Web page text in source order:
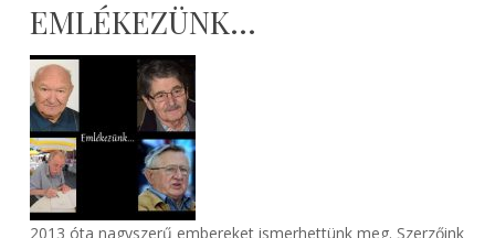
EMLÉKEZÜNK…
2013 óta nagyszerű embereket ismerhettünk meg. Szerzőink